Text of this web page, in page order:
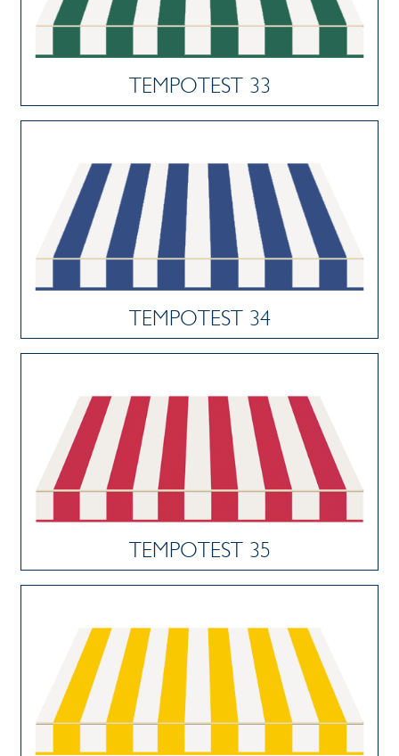
TEMPOTEST 33
TEMPOTEST 34
TEMPOTEST 35